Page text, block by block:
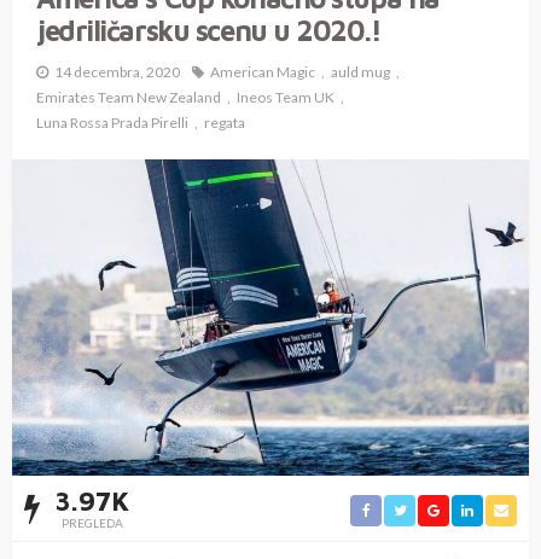
jedriličarsku scenu u 2020.!
14 decembra, 2020 American Magic
auld mug
Emirates Team New Zealand
Ineos Team UK
Luna Rossa Prada Pirelli
regata
3.97K
PREGLEDA